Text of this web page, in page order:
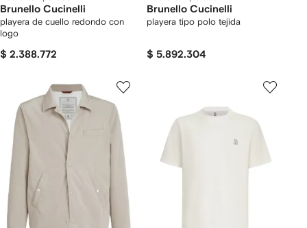
Brunello Cucinelli
playera de cuello redondo con
logo
$ 2.388.772
Brunello Cucinelli
playera tipo polo tejida
$ 5.892.304